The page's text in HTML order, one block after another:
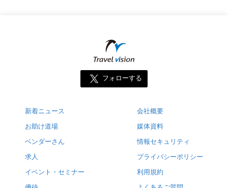
フォローする
新着ニュース
お助け道場
ベンダーさん
求人
イベント・セミナー
会社概要
媒体資料
情報セキュリティ
プライバシーポリシー
利用規約